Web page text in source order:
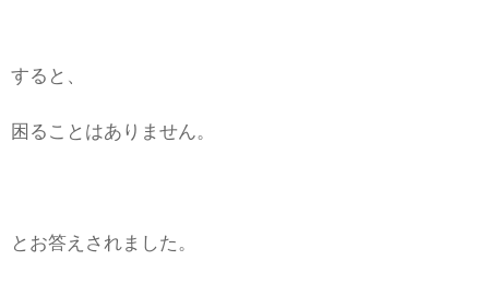
すると、
困ることはありません。
とお答えされました。